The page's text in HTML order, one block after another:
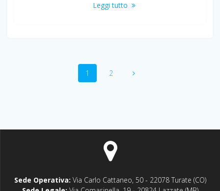
Leggi tutto
Navigazione
Pagina
1 Pagina
2
Sede Operativa: Via Carlo Cattaneo, 50 - 22078 Turate (CO)